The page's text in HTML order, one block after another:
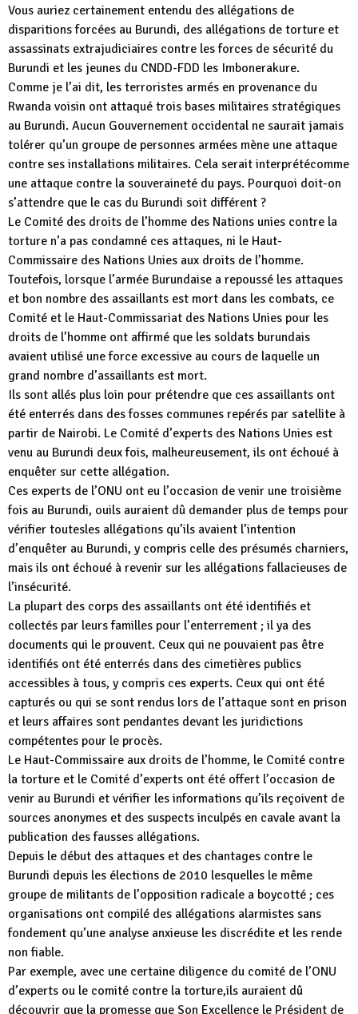
Vous auriez certainement entendu des allégations de
disparitions forcées au Burundi, des allégations de torture et
assassinats extrajudiciaires contre les forces de sécurité du
Burundi et les jeunes du CNDD-FDD les Imbonerakure.
Comme je l’ai dit, les terroristes armés en provenance du
Rwanda voisin ont attaqué trois bases militaires stratégiques
au Burundi. Aucun Gouvernement occidental ne saurait jamais
tolérer qu’un groupe de personnes armées mène une attaque
contre ses installations militaires. Cela serait interprétécomme
une attaque contre la souveraineté du pays. Pourquoi doit-on
s’attendre que le cas du Burundi soit différent ?
Le Comité des droits de l’homme des Nations unies contre la
torture n’a pas condamné ces attaques, ni le Haut-
Commissaire des Nations Unies aux droits de l’homme.
Toutefois, lorsque l’armée Burundaise a repoussé les attaques
et bon nombre des assaillants est mort dans les combats, ce
Comité et le Haut-Commissariat des Nations Unies pour les
droits de l’homme ont affirmé que les soldats burundais
avaient utilisé une force excessive au cours de laquelle un
grand nombre d’assaillants est mort.
Ils sont allés plus loin pour prétendre que ces assaillants ont
été enterrés dans des fosses communes repérés par satellite à
partir de Nairobi. Le Comité d’experts des Nations Unies est
venu au Burundi deux fois, malheureusement, ils ont échoué à
enquêter sur cette allégation.
Ces experts de l’ONU ont eu l’occasion de venir une troisième
fois au Burundi, ouils auraient dû demander plus de temps pour
vérifier toutesles allégations qu’ils avaient l’intention
d’enquêter au Burundi, y compris celle des présumés charniers,
mais ils ont échoué à revenir sur les allégations fallacieuses de
l’insécurité.
La plupart des corps des assaillants ont été identifiés et
collectés par leurs familles pour l’enterrement ; il ya des
documents qui le prouvent. Ceux qui ne pouvaient pas être
identifiés ont été enterrés dans des cimetières publics
accessibles à tous, y compris ces experts. Ceux qui ont été
capturés ou qui se sont rendus lors de l’attaque sont en prison
et leurs affaires sont pendantes devant les juridictions
compétentes pour le procès.
Le Haut-Commissaire aux droits de l’homme, le Comité contre
la torture et le Comité d’experts ont été offert l’occasion de
venir au Burundi et vérifier les informations qu’ils reçoivent de
sources anonymes et des suspects inculpés en cavale avant la
publication des fausses allégations.
Depuis le début des attaques et des chantages contre le
Burundi depuis les élections de 2010 lesquelles le même
groupe de militants de l’opposition radicale a boycotté ; ces
organisations ont compilé des allégations alarmistes sans
fondement qu’une analyse anxieuse les discrédite et les rende
non fiable.
Par exemple, avec une certaine diligence du comité de l’ONU
d’experts ou le comité contre la torture,ils auraient dû
découvrir que la promesse que Son Excellence le Président de